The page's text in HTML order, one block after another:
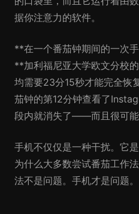
据你注意力的软件。
**在一个番茄钟期间的一次
**加利福尼亚大学欧文分校
均需要23分15秒才能完全恢
茄钟的第12分钟查看了
段内就消失了——而且很可能
手机不仅仅是一种干扰。它
为什么大多数尝试番茄工作
法不是问题。手机才是问题。